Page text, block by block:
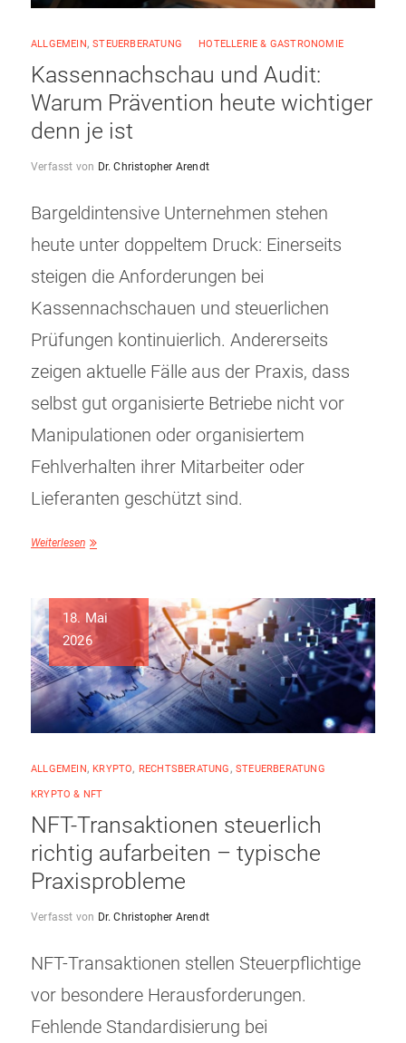
ALLGEMEIN,STEUERBERATUNG HOTELLERIE & GASTRONOMIE
Kassennachschau und Audit:
Warum Prävention heute wichtiger
denn je ist
Verfasst von Dr. Christopher Arendt
Bargeldintensive Unternehmen stehen
heute unter doppeltem Druck: Einerseits
steigen die Anforderungen bei
Kassennachschauen und steuerlichen
Prüfungen kontinuierlich. Andererseits
zeigen aktuelle Fälle aus der Praxis, dass
selbst gut organisierte Betriebe nicht vor
Manipulationen oder organisiertem
Fehlverhalten ihrer Mitarbeiter oder
Lieferanten geschützt sind.
Weiterlesen
18. Mai
2026
ALLGEMEIN, KRYPTO, RECHTSBERATUNG,STEUERBERATUNG
KRYPTO & NFT
NFT-Transaktionen steuerlich
richtig aufarbeiten – typische
Praxisprobleme
Verfasst von Dr. Christopher Arendt
NFT-Transaktionen stellen Steuerpflichtige
vor besondere Herausforderungen.
Fehlende Standardisierung bei